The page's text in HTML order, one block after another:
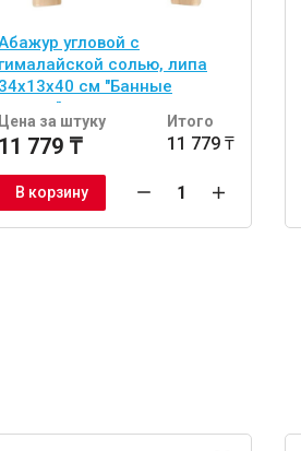
угловой с
гималайской солью, липа
34х13х40 см "Банные
штучки"
Цена за штуку
11 779 ₸
Итого
11 779 ₸
В корзину